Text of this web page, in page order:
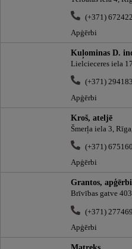
(+371)
Apģērbi
Kuļominas D.
Lielcieceres iela
(+371)
Apģērbi
Kroš, ateljē
Šmerļa iela 3,
(+371)
Apģērbi
Grantos, apģērbi
Brīvības gatve
(+371)
Apģērbi
Matreks